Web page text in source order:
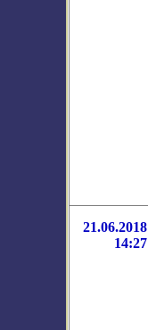
21.06.2018
14:27